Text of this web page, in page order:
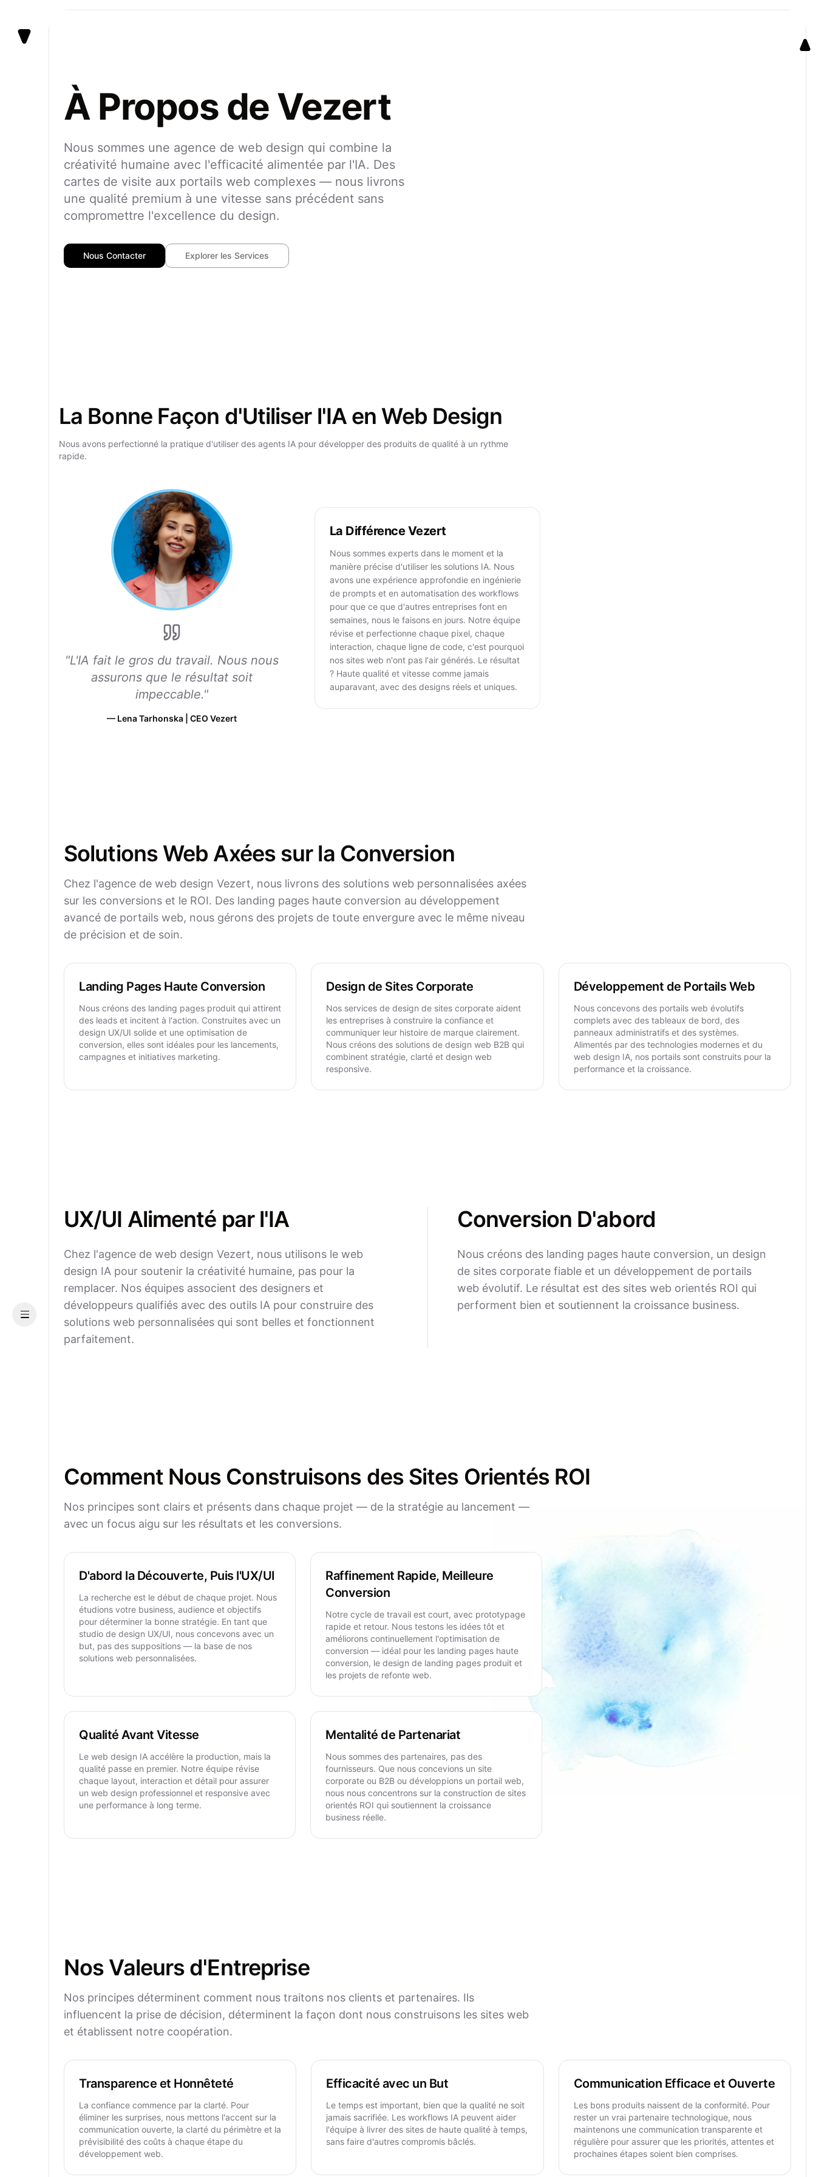
Vezert
Menu
À Propos de Vezert
Nous sommes une agence de web design qui combine la
créativité humaine avec l'efficacité alimentée par l'IA. Des
cartes de visite aux portails web complexes — nous livrons
une qualité premium à une vitesse sans précédent sans
compromettre l'excellence du design.
Nous Contacter Explorer les Services
La Bonne Façon d'Utiliser l'IA en Web Design
Nous avons perfectionné la pratique d'utiliser des agents IA pour développer des produits de qualité à un rythme
rapide.
"L'IA fait le gros du travail. Nous nous
assurons que le résultat soit
impeccable."
— Lena Tarhonska | CEO Vezert
La Différence Vezert
Nous sommes experts dans le moment et la
manière précise d'utiliser les solutions IA. Nous
avons une expérience approfondie en ingénierie
de prompts et en automatisation des workflows
pour que ce que d'autres entreprises font en
semaines, nous le faisons en jours. Notre équipe
révise et perfectionne chaque pixel, chaque
interaction, chaque ligne de code, c'est pourquoi
nos sites web n'ont pas l'air générés. Le résultat
? Haute qualité et vitesse comme jamais
auparavant, avec des designs réels et uniques.
Solutions Web Axées sur la Conversion
Chez l'agence de web design Vezert, nous livrons des solutions web personnalisées axées
sur les conversions et le ROI. Des landing pages haute conversion au développement
avancé de portails web, nous gérons des projets de toute envergure avec le même niveau
de précision et de soin.
Landing Pages Haute Conversion
Nous créons des landing pages produit qui attirent
des leads et incitent à l'action. Construites avec un
design UX/UI solide et une optimisation de
conversion, elles sont idéales pour les lancements,
campagnes et initiatives marketing.
Design de Sites Corporate
Nos services de design de sites corporate aident
les entreprises à construire la confiance et
communiquer leur histoire de marque clairement.
Nous créons des solutions de design web B2B qui
combinent stratégie, clarté et design web
responsive.
Développement de Portails Web
Nous concevons des portails web évolutifs
complets avec des tableaux de bord, des
panneaux administratifs et des systèmes.
Alimentés par des technologies modernes et du
web design IA, nos portails sont construits pour la
performance et la croissance.
UX/UI Alimenté par l'IA
Chez l'agence de web design Vezert, nous utilisons le web
design IA pour soutenir la créativité humaine, pas pour la
remplacer. Nos équipes associent des designers et
développeurs qualifiés avec des outils IA pour construire des
solutions web personnalisées qui sont belles et fonctionnent
parfaitement.
Conversion D'abord
Nous créons des landing pages haute conversion, un design
de sites corporate fiable et un développement de portails
web évolutif. Le résultat est des sites web orientés ROI qui
performent bien et soutiennent la croissance business.
Comment Nous Construisons des Sites Orientés ROI
Nos principes sont clairs et présents dans chaque projet — de la stratégie au lancement —
avec un focus aigu sur les résultats et les conversions.
D'abord la Découverte, Puis l'UX/UI
La recherche est le début de chaque projet. Nous
étudions votre business, audience et objectifs
pour déterminer la bonne stratégie. En tant que
studio de design UX/UI, nous concevons avec un
but, pas des suppositions — la base de nos
solutions web personnalisées.
Raffinement Rapide, Meilleure
Conversion
Notre cycle de travail est court, avec prototypage
rapide et retour. Nous testons les idées tôt et
améliorons continuellement l'optimisation de
conversion — idéal pour les landing pages haute
conversion, le design de landing pages produit et
les projets de refonte web.
Qualité Avant Vitesse
Le web design IA accélère la production, mais la
qualité passe en premier. Notre équipe révise
chaque layout, interaction et détail pour assurer
un web design professionnel et responsive avec
une performance à long terme.
Mentalité de Partenariat
Nous sommes des partenaires, pas des
fournisseurs. Que nous concevions un site
corporate ou B2B ou développions un portail web,
nous nous concentrons sur la construction de sites
orientés ROI qui soutiennent la croissance
business réelle.
Nos Valeurs d'Entreprise
Nos principes déterminent comment nous traitons nos clients et partenaires. Ils
influencent la prise de décision, déterminent la façon dont nous construisons les sites web
et établissent notre coopération.
Transparence et Honnêteté
La confiance commence par la clarté. Pour
éliminer les surprises, nous mettons l'accent sur la
communication ouverte, la clarté du périmètre et la
prévisibilité des coûts à chaque étape du
développement web.
Efficacité avec un But
Le temps est important, bien que la qualité ne soit
jamais sacrifiée. Les workflows IA peuvent aider
l'équipe à livrer des sites de haute qualité à temps,
sans faire d'autres compromis bâclés.
Communication Efficace et Ouverte
Les bons produits naissent de la conformité. Pour
rester un vrai partenaire technologique, nous
maintenons une communication transparente et
régulière pour assurer que les priorités, attentes et
prochaines étapes soient bien comprises.